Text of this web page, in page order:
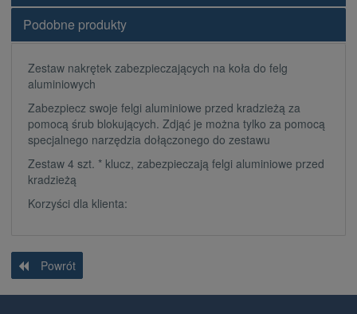
Podobne produkty
Zestaw nakrętek zabezpieczających na koła do felg
aluminiowych
Zabezpiecz swoje felgi aluminiowe przed kradzieżą za
pomocą śrub blokujących. Zdjąć je można tylko za pomocą
specjalnego narzędzia dołączonego do zestawu
Zestaw 4 szt. * klucz, zabezpieczają felgi aluminiowe przed
kradzieżą
Korzyści dla klienta:
Powrót